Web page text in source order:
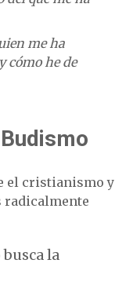
me ha
cómo he de
el cristianismo y
radicalmente
la